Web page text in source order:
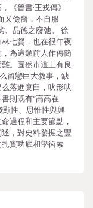
《晉書·王戎傳》
又儉嗇，不自服
、品德之廢弛。 徐
七賢，也在很年夜
為這類前人作傳簡
。固然市道上有良
留戀巨大敘事，缺
落進窠臼，吠形吠
則既有“高高在
顯性、思惟性與興
過程和主要節點，
，對史料發掘之豐
實功底和學術素